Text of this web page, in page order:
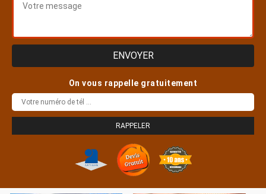
On vous rappelle gratuitement